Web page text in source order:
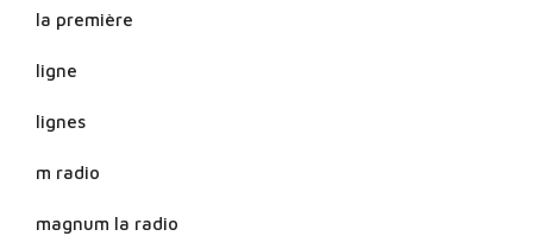
la première
ligne
lignes
m radio
magnum la radio